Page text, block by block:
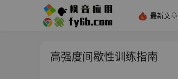
最新文章
高强度间歇性训练指南